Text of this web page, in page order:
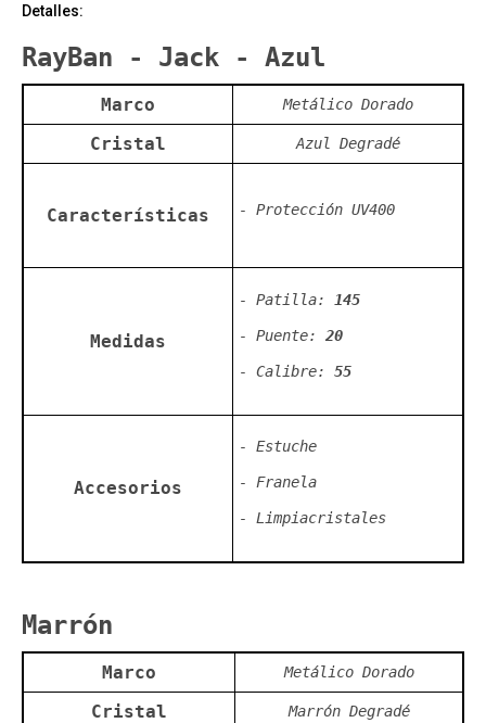
Detalles:
RayBan - Jack - Azul
Marco Metálico Dorado
Cristal Azul Degradé
Características - Protección UV400
Medidas
- Patilla: 145
- Puente: 20
- Calibre: 55
Accesorios
- Estuche
- Franela
- Limpiacristales
Marrón
Marco Metálico Dorado
Cristal Marrón Degradé